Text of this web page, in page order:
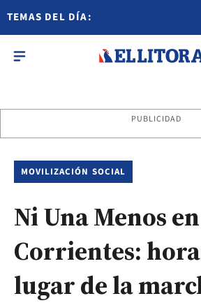
TEMAS DEL DÍA:
PUBLICIDAD
MOVILIZACIÓN SOCIAL
Ni Una Menos en
Corrientes:
lugar de la